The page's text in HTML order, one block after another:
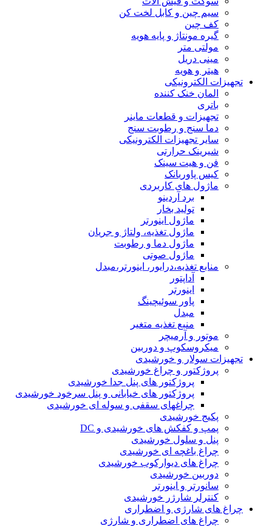
سیم چین و کابل لخت کن
کف چین
گیره مونتاژ و پایه هویه
مولتی متر
مینی دریل
هیتر و هویه
تجهیزات الکترونیکی
المان خنک کننده
باتری
تجهیزات و قطعات ماینر
دما سنج و رطوبت سنج
سایر تجهیزات الکترونیکی
شیرینک حرارتی
فن و هیت سینک
کیس پاوربانک
ماژول های کاربردی
برد آردینو
تولید بخار
ماژول اینورتر
ماژول تغذیه، ولتاژ و جریان
ماژول دما و رطوبت
ماژول صوتی
منابع تغذیه،درایور، اینورتر،مبدل
آداپتور
اینورتر
پاور سوئیچینگ
مبدل
منبع تغذیه متغیر
موتور و آرمیچر
میکروسکوپ و دوربین
تجهیزات سولار و خورشیدی
پروژکتور و چراغ خورشیدی
پروژکتور های پنل جدا خورشیدی
پروژکتور های خیابانی و پنل سرخود خورشیدی
چراغهای سقفی و سوله ای خورشیدی
پکیج خورشیدی
پمپ و کفکش های خورشیدی و DC
پنل و سلول خورشیدی
چراغ باغچه ای خورشیدی
چراغ های دیوارکوب خورشیدی
دوربین خورشیدی
سانورتر و اینورتر
کنترلر شارژر خورشیدی
چراغ های شارژی و اضطراری
چراغ های اضطراری و شارژی